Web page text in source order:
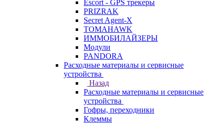
Escort - GPS трекеры
PRIZRAK
Secret Agent-X
TOMAHAWK
ИММОБИЛАЙЗЕРЫ
Модули
PANDORA
Расходные материалы и сервисные
устройства
Назад
Расходные материалы и сервисные
устройства
Гофры, переходники
Клеммы